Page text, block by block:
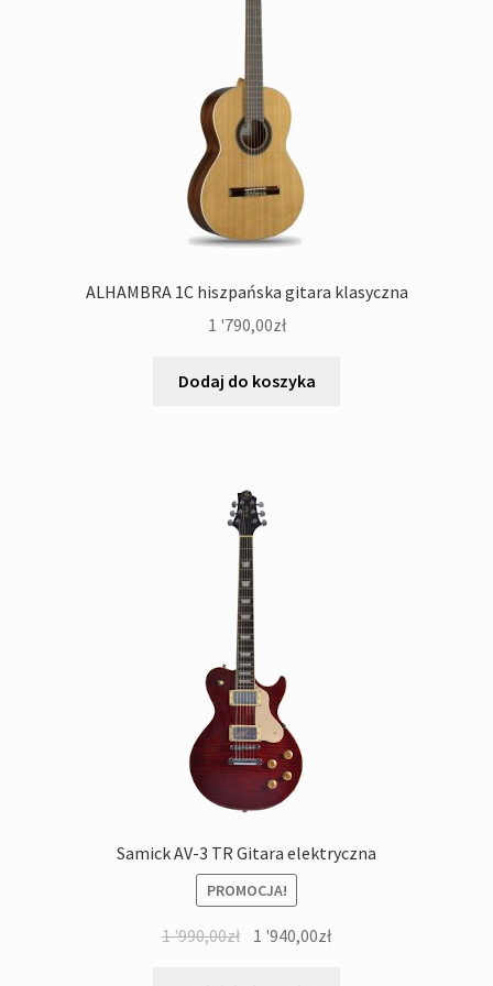
ALHAMBRA 1C hiszpańska gitara klasyczna
1 '790,00zł
Dodaj do koszyka
Samick AV-3 TR Gitara elektryczna
PROMOCJA!
1 '990,00zł Pierwotna
1 '940,00złAktualna